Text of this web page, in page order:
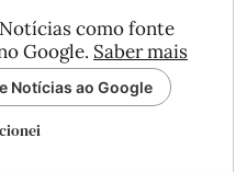
como fonte
Google. Saber mais
Notícias ao Google